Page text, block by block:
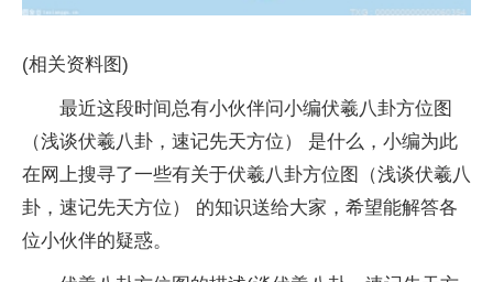
(相关资料图)
最近这段时间总有小伙伴问小编伏羲八卦方位图
（浅谈伏羲八卦，速记先天方位） 是什么，小编为此
在网上搜寻了一些有关于伏羲八卦方位图（浅谈伏羲八
卦，速记先天方位） 的知识送给大家，希望能解答各
位小伙伴的疑惑。